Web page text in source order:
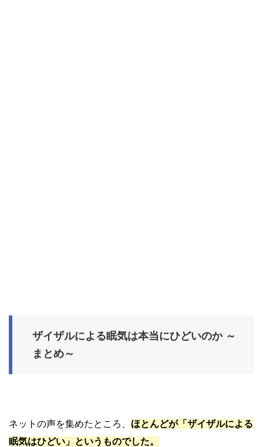
ザイザルによる眠気は本当にひどいのか ～
まとめ～
ネットの声を集めたところ、 ほとんどが「ザイザルによる
眠気はひどい」というものでした。